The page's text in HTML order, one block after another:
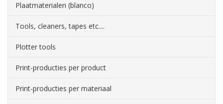
Plaatmaterialen (blanco)
Tools, cleaners, tapes etc....
Plotter tools
Print-producties per product
Print-producties per materiaal